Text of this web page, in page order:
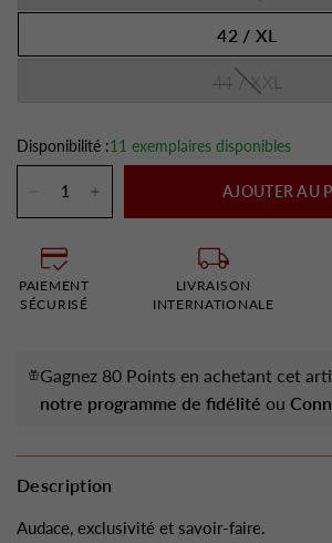
42 / XL
44 / XXL
Disponibilité :11 exemplaires disponibles
AJOUTER AU
PAIEMENT
SÉCURISÉ
LIVRAISON
INTERNATIONALE
Gagnez 80 Points en achetant cet
notre programme de fidélité ou
Description
Audace, exclusivité et savoir-faire.